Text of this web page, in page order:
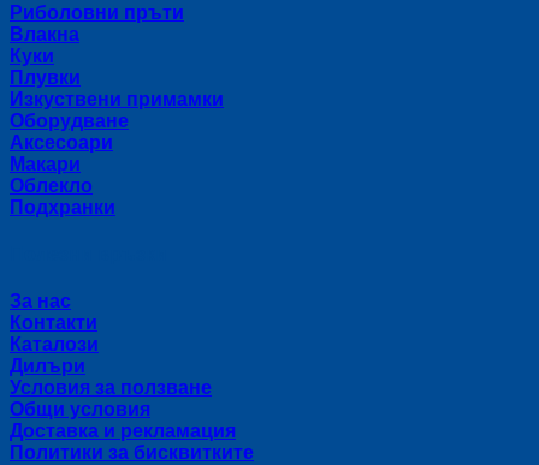
Риболовни пръти
Влакна
Куки
Плувки
Изкуствени примамки
Оборудване
Аксесоари
Макари
Облекло
Подхранки
За нас
Контакти
Каталози
Дилъри
Условия за ползване
Общи условия
Доставка и рекламация
Политики за бисквитките